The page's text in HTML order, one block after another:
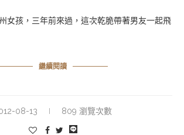
女孩，三年前來過，這次乾脆帶著男友一起飛
繼續閱讀
08-13 809 瀏覽次數